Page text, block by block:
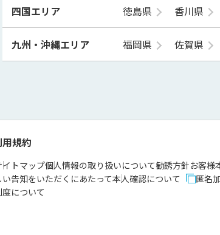
四国エリア 徳島県 香川県
九州・沖縄エリア 福岡県 佐賀県
規約
イトマップ個人情報の取り扱いについて勧誘方針お客様
告知をいただくにあたって本人確認について 匿名
について